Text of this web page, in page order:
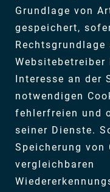
Grundlage von
gespeichert,
Rechtsgrundlage
Interesse an der
notwendigen
fehlerfreien und
seiner Dienste.
Speicherung von
vergleichbaren